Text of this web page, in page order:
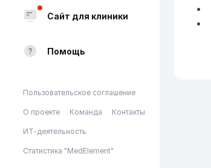
Сайт для клиники
Помощь
Пользовательское соглашение
О проекте Команда Контакты
ИТ-деятельность
Статистика "MedElement"